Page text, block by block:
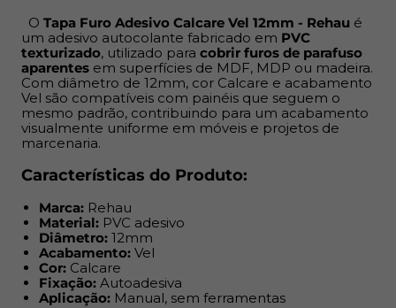
Fechamento de furos de parafusos em prateleiras e
armários
Montagem de móveis sob medida
Projetos de marcenaria profissional e DIY
Reposição em móveis já instalados
Resolve imperfeições e deixa o acabamento mais
limpo
Custo acessível, ideal para produção em escala ou
pequenos reparos
Quando combinado com a fita de borda do mesmo
O Tapa Furo Adesivo Calcare Vel 12mm - Rehau é
um adesivo autocolante fabricado em PVC
texturizado, utilizado para cobrir furos de parafuso
aparentes em superfícies de MDF, MDP ou madeira.
Com diâmetro de 12mm, cor Calcare e acabamento
Vel são compatíveis com painéis que seguem o
mesmo padrão, contribuindo para um acabamento
visualmente uniforme em móveis e projetos de
marcenaria.
Características do Produto:
Marca: Rehau
Material: PVC adesivo
Diâmetro: 12mm
Acabamento: Vel
Cor: Calcare
Fixação: Autoadesiva
Aplicação: Manual, sem ferramentas